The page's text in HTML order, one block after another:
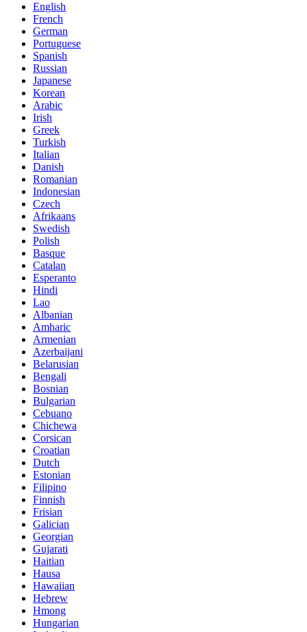
English
French
German
Portuguese
Spanish
Russian
Japanese
Korean
Arabic
Irish
Greek
Turkish
Italian
Danish
Romanian
Indonesian
Czech
Afrikaans
Swedish
Polish
Basque
Catalan
Esperanto
Hindi
Lao
Albanian
Amharic
Armenian
Azerbaijani
Belarusian
Bengali
Bosnian
Bulgarian
Cebuano
Chichewa
Corsican
Croatian
Dutch
Estonian
Filipino
Finnish
Frisian
Galician
Georgian
Gujarati
Haitian
Hausa
Hawaiian
Hebrew
Hmong
Hungarian